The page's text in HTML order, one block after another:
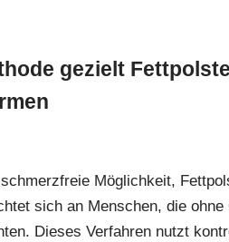
gezielt
Möglichkeit,
sich an Menschen, die ohne
Dieses Verfahren nutzt